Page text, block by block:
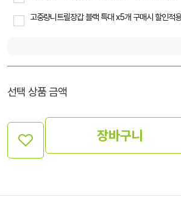
고중량니트릴장갑 블랙 특대 x5개 구매시 할인적용
선택 상품 금액
장바구니